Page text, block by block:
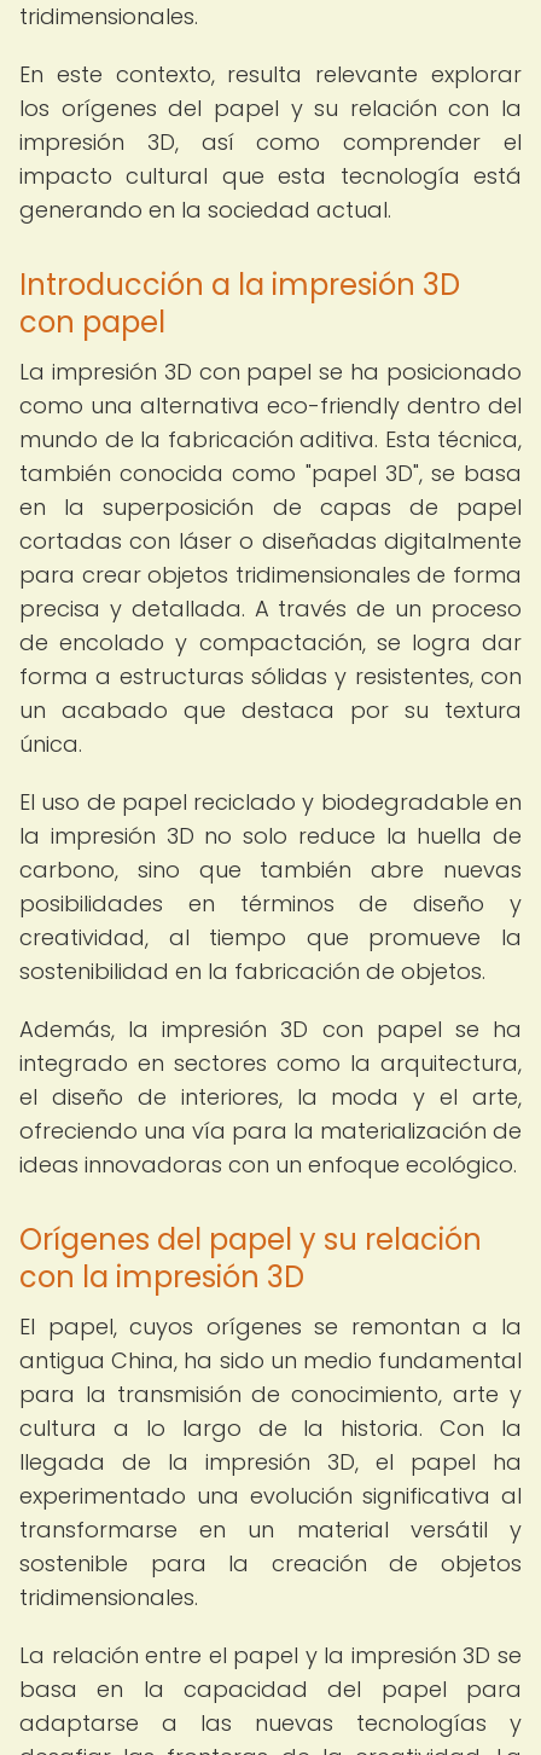
tridimensionales.
En este contexto, resulta relevante explorar
los orígenes del papel y su relación con la
impresión 3D, así como comprender el
impacto cultural que esta tecnología está
generando en la sociedad actual.
Introducción a la impresión 3D
con papel
La impresión 3D con papel se ha posicionado
como una alternativa eco-friendly dentro del
mundo de la fabricación aditiva. Esta técnica,
también conocida como "papel 3D", se basa
en la superposición de capas de papel
cortadas con láser o diseñadas digitalmente
para crear objetos tridimensionales de forma
precisa y detallada. A través de un proceso
de encolado y compactación, se logra dar
forma a estructuras sólidas y resistentes, con
un acabado que destaca por su textura
única.
El uso de papel reciclado y biodegradable en
la impresión 3D no solo reduce la huella de
carbono, sino que también abre nuevas
posibilidades en términos de diseño y
creatividad, al tiempo que promueve la
sostenibilidad en la fabricación de objetos.
Además, la impresión 3D con papel se ha
integrado en sectores como la arquitectura,
el diseño de interiores, la moda y el arte,
ofreciendo una vía para la materialización de
ideas innovadoras con un enfoque ecológico.
Orígenes del papel y su relación
con la impresión 3D
El papel, cuyos orígenes se remontan a la
antigua China, ha sido un medio fundamental
para la transmisión de conocimiento, arte y
cultura a lo largo de la historia. Con la
llegada de la impresión 3D, el papel ha
experimentado una evolución significativa al
transformarse en un material versátil y
sostenible para la creación de objetos
tridimensionales.
La relación entre el papel y la impresión 3D se
basa en la capacidad del papel para
adaptarse a las nuevas tecnologías y